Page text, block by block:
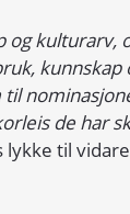
kulturarv,
de har
lykke til